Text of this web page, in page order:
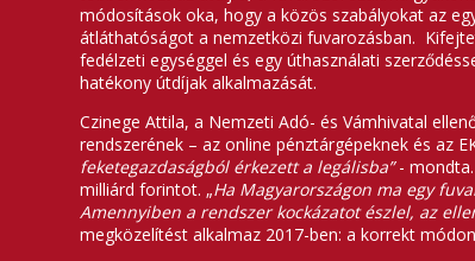
módosítások oka, hogy a közös szabályokat az
átláthatóságot a nemzetközi fuvarozásban.
fedélzeti egységgel és egy úthasználati
hatékony útdíjak alkalmazását.
Czinege Attila, a Nemzeti Adó- és Vámhivatal
rendszerének – az online pénztárgépeknek és az
feketegazdaságból érkezett a legálisba”- mondta.
milliárd forintot. „Ha Magyarországon ma egy
Amennyiben a rendszer kockázatot észlel, az
megközelítést alkalmaz 2017-ben: a korrekt